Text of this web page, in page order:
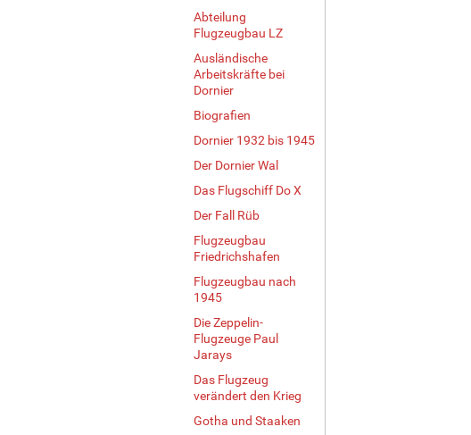
Abteilung
Flugzeugbau LZ
Ausländische
Arbeitskräfte bei
Dornier
Biografien
Dornier 1932 bis 1945
Der Dornier Wal
Das Flugschiff Do X
Der Fall Rüb
Flugzeugbau
Friedrichshafen
Flugzeugbau nach
1945
Die Zeppelin-
Flugzeuge Paul
Jarays
Das Flugzeug
verändert den Krieg
Gotha und Staaken